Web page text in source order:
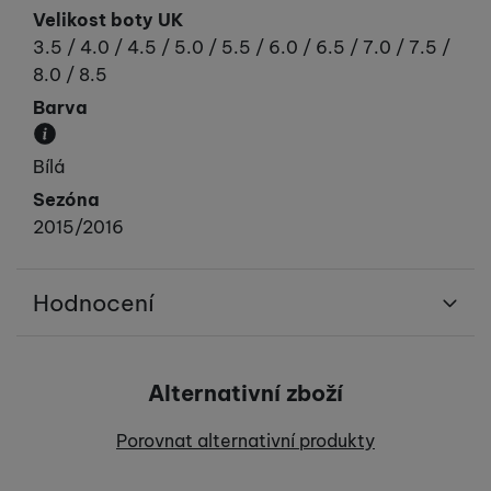
Velikost boty UK
3.5 / 4.0 / 4.5 / 5.0 / 5.5 / 6.0 / 6.5 / 7.0 / 7.5 /
8.0 / 8.5
Barva
Převládající barva výrobku.
Bílá
Sezóna
2015/2016
Hodnocení
Recenze
Alternativní zboží
Porovnat alternativní produkty